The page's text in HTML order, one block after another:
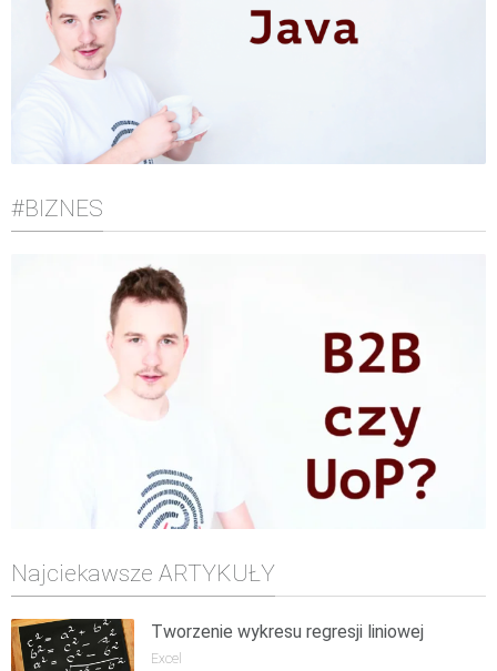
#BIZNES
Najciekawsze ARTYKUŁY
Tworzenie wykresu regresji liniowej
Excel